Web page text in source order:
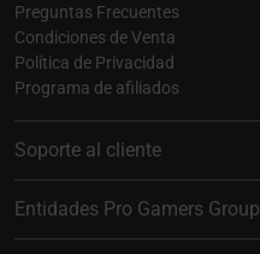
Preguntas Frecuentes
Condiciones de Venta
Política de Privacidad
Programa de afiliados
Soporte al cliente
Entidades Pro Gamers Group